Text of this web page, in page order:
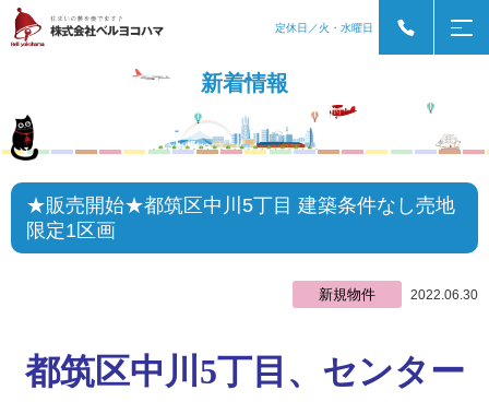
定休日／火・水曜日
新着情報
★販売開始★都筑区中川5丁目 建築条件なし売地
限定1区画
新規物件 2022.06.30
都筑区中川5丁目、センター